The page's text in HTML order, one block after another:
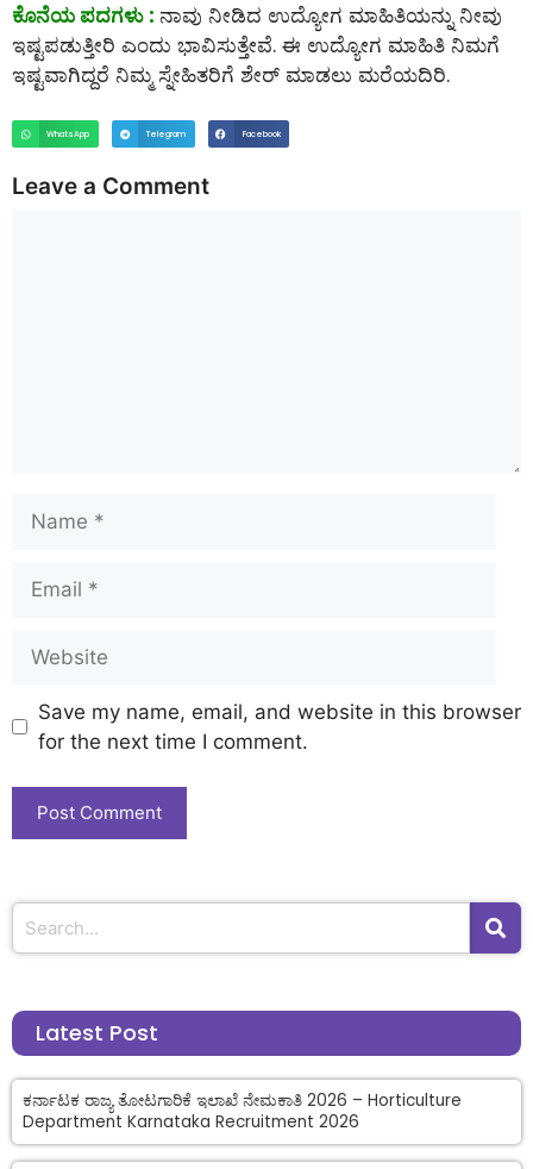
ಕೊನೆಯ ಪದಗಳು : ನಾವು ನೀಡಿದ ಉದ್ಯೋಗ ಮಾಹಿತಿಯನ್ನು ನೀವು
ಇಷ್ಟಪಡುತ್ತೀರಿ ಎಂದು ಭಾವಿಸುತ್ತೇವೆ. ಈ ಉದ್ಯೋಗ ಮಾಹಿತಿ ನಿಮಗೆ
ಇಷ್ಟವಾಗಿದ್ದರೆ ನಿಮ್ಮ ಸ್ನೇಹಿತರಿಗೆ ಶೇರ್ ಮಾಡಲು ಮರೆಯದಿರಿ.
WhatsApp Telegram Facebook
Leave a Comment
Save my name, email, and website in this browser
for the next time I comment.
Latest Post
ಕರ್ನಾಟಕ ರಾಜ್ಯ ತೋಟಗಾರಿಕೆ ಇಲಾಖೆ ನೇಮಕಾತಿ 2026 – Horticulture
Department Karnataka Recruitment 2026